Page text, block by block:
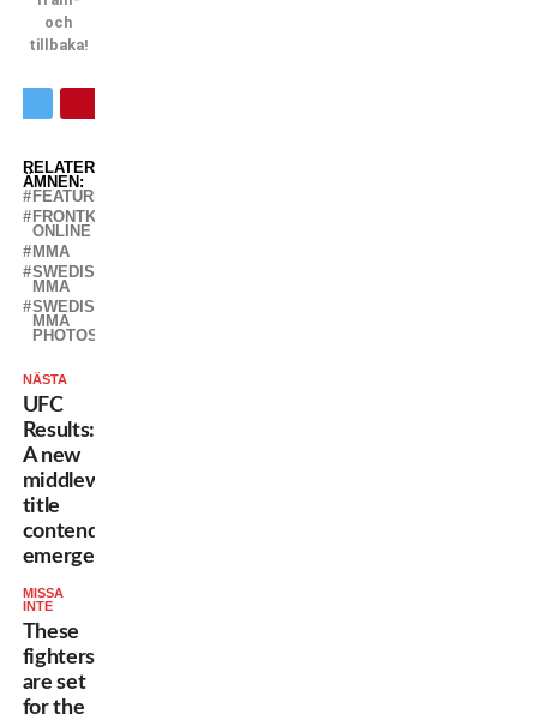
och
tillbaka!
RELATERADE
ÄMNEN:
FEATURED
FRONTKICK
ONLINE
MMA
SWEDISH
MMA
SWEDISH
MMA
PHOTOS
NÄSTA
UFC
Results:
A new
middleweight
title
contender
emerges!
MISSA
INTE
These
fighters
are set
for the